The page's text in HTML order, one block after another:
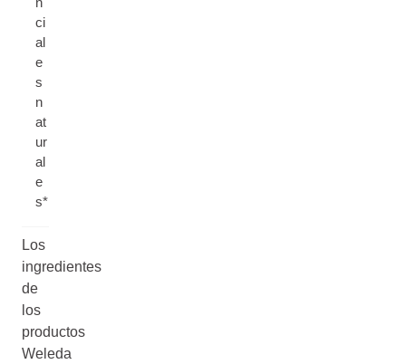
ci
al
e
s
n
at
ur
al
e
s*
Los
ingredientes
de
los
productos
Weleda